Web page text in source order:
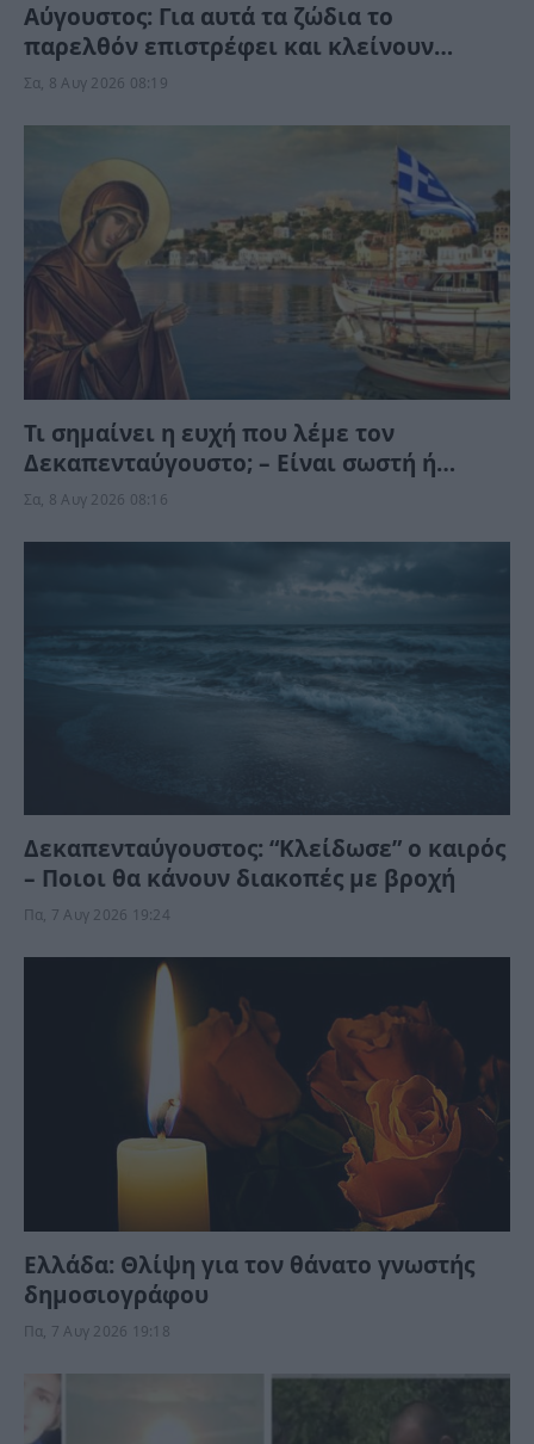
Αύγουστος: Για αυτά τα ζώδια το
παρελθόν επιστρέφει και κλείνουν
παλιοί κύκλοι το επόμενο διάστημα
Σα, 8 Αυγ 2026 08:19
Τι σημαίνει η ευχή που λέμε τον
Δεκαπενταύγουστο; – Είναι σωστή ή
λάθος;
Σα, 8 Αυγ 2026 08:16
Δεκαπενταύγουστος: “Κλείδωσε” ο καιρός
– Ποιοι θα κάνουν διακοπές με βροχή
Πα, 7 Αυγ 2026 19:24
Ελλάδα: Θλίψη για τον θάνατο γνωστής
δημοσιογράφου
Πα, 7 Αυγ 2026 19:18